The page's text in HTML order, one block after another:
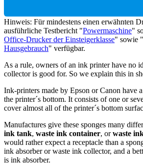
Hinweis: Für mindestens einen erwähnten
ausführliche Testbericht "Powermaschine"
Office-Drucker der Einsteigerklasse" sowie "
Hausgebrauch" verfügbar.
As a rule, owners of an ink printer have no
collector is good for. So we explain this in
Ink-printers made by Epson or Canon have
the printer´s bottom. It consists of one or
cover almost all of the printer´s bottom
Manufactures give these sponges many
ink tank, waste ink container, orwaste
would rather expect a receptacle than a
ink absorber or waste ink collector, and a
is ink absorber.